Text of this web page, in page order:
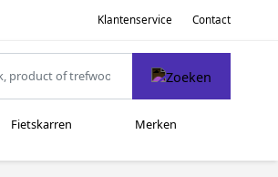
Klantenservice Contact
Fietskarren Merken